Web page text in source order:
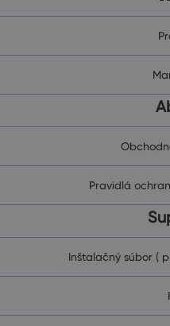
Pravidlá
Inštalačný súbor (